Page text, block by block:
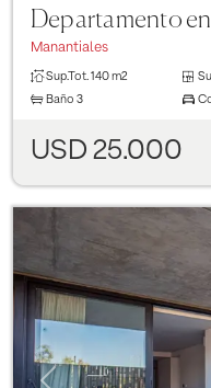
Manantiales
Sup.Tot. 140 m2
Baño 3
USD 25.000
Previous